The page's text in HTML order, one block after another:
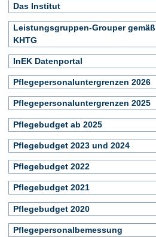
Das Institut
Leistungsgruppen-Grouper gemäß
KHTG
InEK Datenportal
Pflegepersonaluntergrenzen 2026
Pflegepersonaluntergrenzen 2025
Pflegebudget ab 2025
Pflegebudget 2023 und 2024
Pflegebudget 2022
Pflegebudget 2021
Pflegebudget 2020
Pflegepersonalbemessung